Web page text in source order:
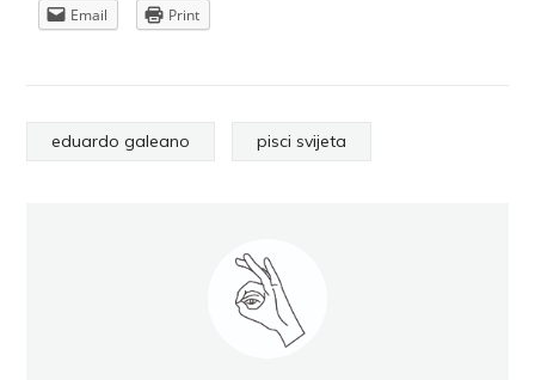
Email
Print
eduardo galeano pisci svijeta